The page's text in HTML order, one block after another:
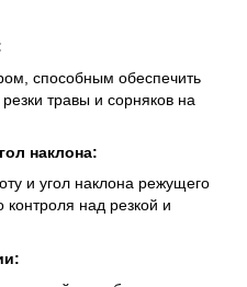
способным обеспечить
травы и сорняков на
наклона:
и угол наклона режущего
над резкой и